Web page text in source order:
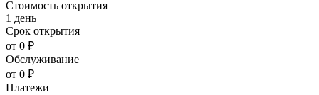
Стоимость открытия
1 день
Срок открытия
от 0 ₽
Обслуживание
от 0 ₽
Платежи